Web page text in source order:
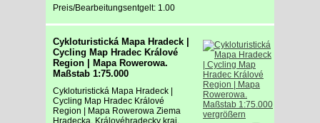
Preis/Bearbeitungsentgelt: 1.00
Cykloturistická Mapa Hradeck |
Cycling Map Hradec Králové
Region | Mapa Rowerowa.
Maßstab 1:75.000
Cykloturistická Mapa Hradeck |
Cycling Map Hradec Králové
Region | Mapa Rowerowa Ziema
Hradecka. Královéhradecky kraj.
vergrößern